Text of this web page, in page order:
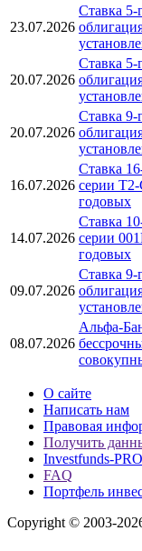
23.07.2026
Ставка
20.07.2026
Ставка
20.07.2026
Ставка
16.07.2026
Ставка
серии T2-
годовых
14.07.2026
Ставка
серии
годовых
09.07.2026
Ставка
08.07.2026
Альфа-
О сайте
Написать нам
Правовая
Получить
Investfunds-PRO
FAQ
Портфель
Copyright © 2003-